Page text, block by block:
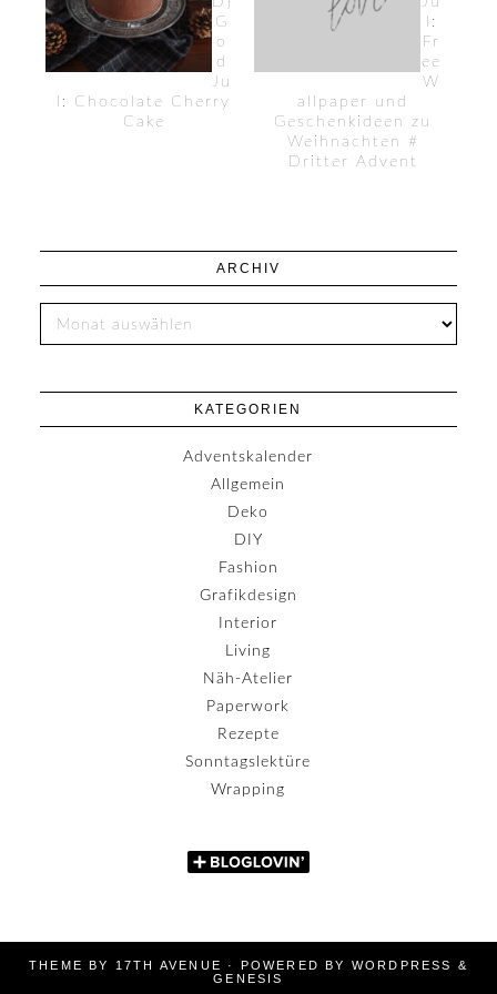
G
o
d
Ju
l: Chocolate Cherry
Cake
l:
Fr
ee
W
allpaper und
Geschenkideen zu
Weihnachten #
Dritter Advent
ARCHIV
KATEGORIEN
Adventskalender
Allgemein
Deko
DIY
Fashion
Grafikdesign
Interior
Living
Näh-Atelier
Paperwork
Rezepte
Sonntagslektüre
Wrapping
THEME BY 17TH AVENUE · POWERED BY WORDPRESS
&
GENESIS